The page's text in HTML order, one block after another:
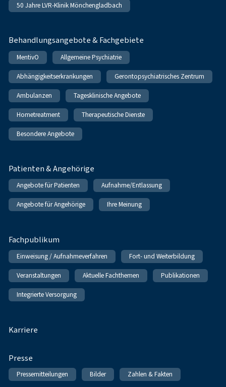
50 Jahre LVR-Klinik Mönchengladbach
Behandlungsangebote & Fachgebiete
MentivO Allgemeine Psychiatrie
Abhängigkeitserkrankungen Gerontopsychiatrisches Zentrum
Ambulanzen Tagesklinische Angebote
Hometreatment Therapeutische Dienste
Besondere Angebote
Patienten & Angehörige
Angebote für Patienten Aufnahme/Entlassung
Angebote für Angehörige Ihre Meinung
Fachpublikum
Einweisung / Aufnahmeverfahren Fort- und Weiterbildung
Veranstaltungen Aktuelle Fachthemen Publikationen
Integrierte Versorgung
Karriere
Presse
Pressemitteilungen Bilder Zahlen & Fakten